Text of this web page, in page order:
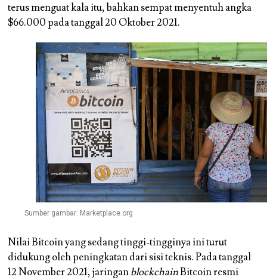
terus menguat kala itu, bahkan sempat menyentuh angka
$66.000 pada tanggal 20 Oktober 2021.
Sumber gambar: Marketplace.org
Nilai Bitcoin yang sedang tinggi-tingginya ini turut
didukung oleh peningkatan dari sisi teknis. Pada tanggal
12 November 2021, jaringanblockchainBitcoin resmi